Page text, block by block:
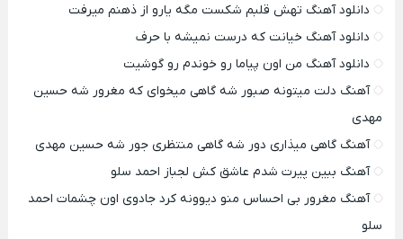
دانلود آهنگ تهش قلبم شکست مگه یارو از ذهنم میرفت
دانلود آهنگ خیانت که درست نمیشه با حرف
دانلود آهنگ من اون پیاما رو خوندم رو گوشیت
آهنگ دلت میتونه صبور شه گاهی میخوای که مغرور شه حسین
مهدی
آهنگ گاهی میذاری دور شه گاهی منتظری جور شه حسین مهدی
آهنگ ببین پیرت شدم عاشق کش لجباز احمد سلو
آهنگ مغرور بی احساس منو دیوونه کرد جادوی اون چشمات احمد
سلو